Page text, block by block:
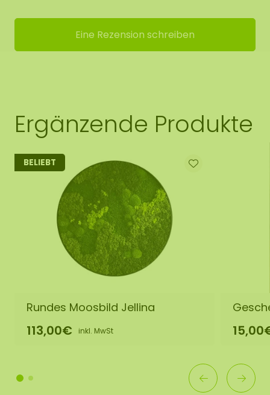
Eine Rezension schreiben
Ergänzende Produkte
BELIEBT
Rundes Moosbild Jellina
113,00€ inkl. MwSt